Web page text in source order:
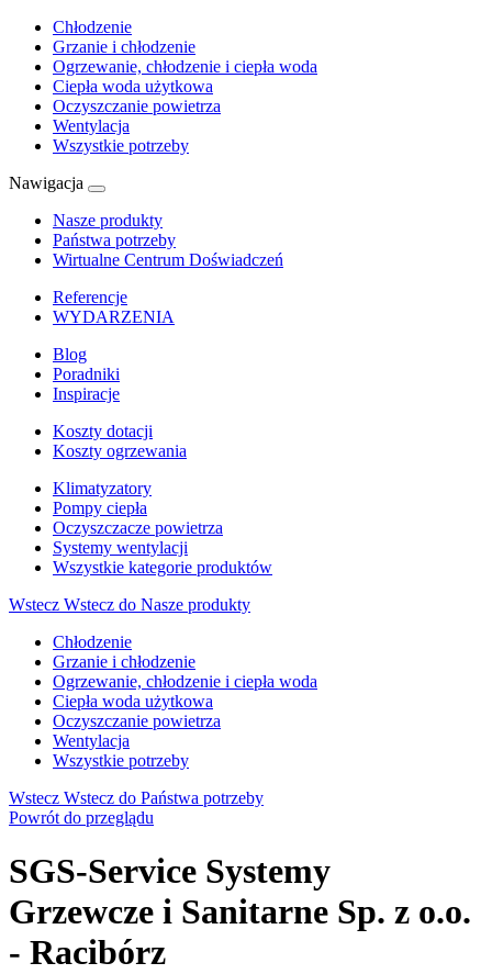
Chłodzenie
Grzanie i chłodzenie
Ogrzewanie, chłodzenie i ciepła woda
Ciepła woda użytkowa
Oczyszczanie powietrza
Wentylacja
Wszystkie potrzeby
Nawigacja
Nasze produkty
Państwa potrzeby
Wirtualne Centrum Doświadczeń
Referencje
WYDARZENIA
Blog
Poradniki
Inspiracje
Koszty dotacji
Koszty ogrzewania
Klimatyzatory
Pompy ciepła
Oczyszczacze powietrza
Systemy wentylacji
Wszystkie kategorie produktów
Wstecz Wstecz do Nasze produkty
Chłodzenie
Grzanie i chłodzenie
Ogrzewanie, chłodzenie i ciepła woda
Ciepła woda użytkowa
Oczyszczanie powietrza
Wentylacja
Wszystkie potrzeby
Wstecz Wstecz do Państwa potrzeby
Powrót do przeglądu
SGS-Service Systemy
Grzewcze i Sanitarne Sp. z o.o.
- Racibórz